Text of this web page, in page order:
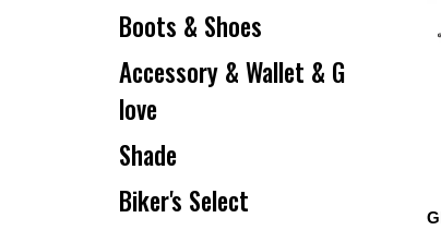
Boots & Shoes
Accessory & Wallet & G
love
Shade
Biker's Select